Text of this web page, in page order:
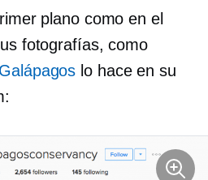
plano como en el
fotografías, como
lo hace en su